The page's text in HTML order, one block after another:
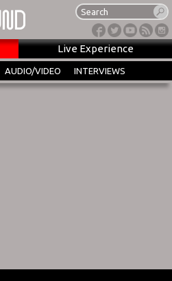
Live Experience
AUDIO/VIDEO INTERVIEWS